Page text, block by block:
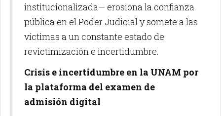
institucionalizada— erosiona la confianza
pública en el Poder Judicial y somete a las
víctimas a un constante estado de
revictimización e incertidumbre.
Crisis e incertidumbre en la UNAM por
la plataforma del examen de
admisión digital